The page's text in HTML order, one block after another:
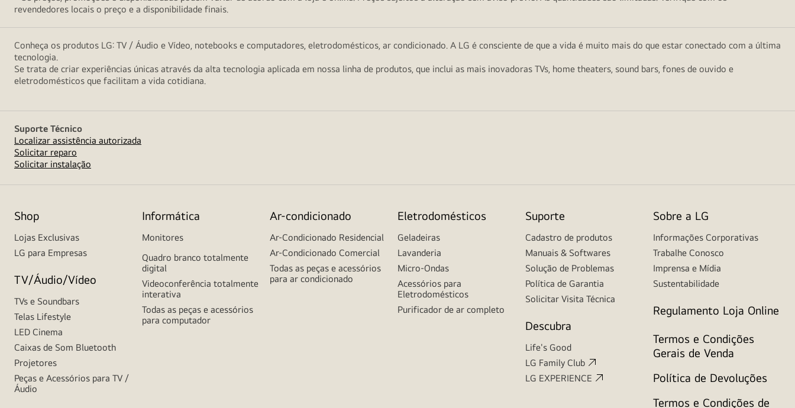
revendedores locais o preço e a disponibilidade finais.
Conheça os produtos LG: TV / Áudio e Vídeo, notebooks e computadores, eletrodomésticos, ar condicionado. A LG é consciente de que a vida é muito mais do que estar conectado com a última
tecnologia.
Se trata de criar experiências únicas através da alta tecnologia aplicada em nossa linha de produtos, que inclui as mais inovadoras TVs, home theaters, sound bars, fones de ouvido e
eletrodomésticos que facilitam a vida cotidiana.
Suporte Técnico
Localizar assistência autorizada
Solicitar reparo
Solicitar instalação
Shop
Lojas Exclusivas
LG para Empresas
TV/Áudio/Vídeo
TVs e Soundbars
Telas Lifestyle
LED Cinema
Caixas de Som Bluetooth
Projetores
Peças e Acessórios para TV /
Áudio
Informática
Monitores
Quadro branco totalmente
digital
Videoconferência totalmente
interativa
Todas as peças e acessórios
para computador
Ar-condicionado
Ar-Condicionado Residencial
Ar-Condicionado Comercial
Todas as peças e acessórios
para ar condicionado
Eletrodomésticos
Geladeiras
Lavanderia
Micro-Ondas
Acessórios para
Eletrodomésticos
Purificador de ar completo
Suporte
Cadastro de produtos
Manuais & Softwares
Solução de Problemas
Política de Garantia
Solicitar Visita Técnica
Descubra
Life's Good
LG Family Club
LG EXPERIENCE
Sobre a LG
Informações Corporativas
Trabalhe Conosco
Imprensa e Mídia
Sustentabilidade
Regulamento Loja Online
Termos e Condições
Gerais de Venda
Política de Devoluções
Termos e Condições de